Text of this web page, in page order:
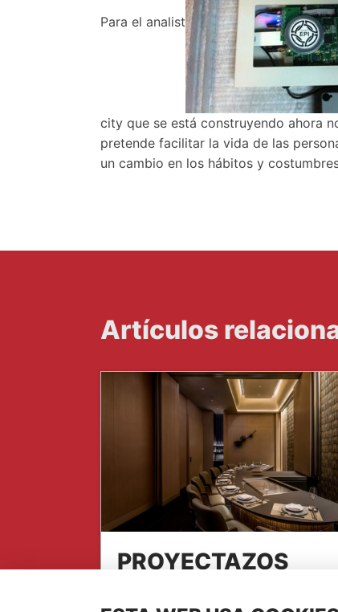
Para el analist
city que se está construyendo ahora
pretende facilitar la vida de las
un cambio en los hábitos y
Artículos
PROYECTAZOS